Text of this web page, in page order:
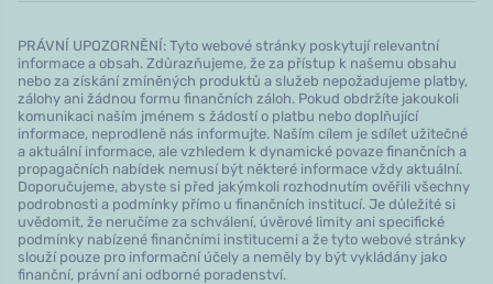
PRÁVNÍ UPOZORNĚNÍ: Tyto webové stránky poskytují relevantní
informace a obsah. Zdůrazňujeme, že za přístup k našemu obsahu
nebo za získání zmíněných produktů a služeb nepožadujeme platby,
zálohy ani žádnou formu finančních záloh. Pokud obdržíte jakoukoli
komunikaci naším jménem s žádostí o platbu nebo doplňující
informace, neprodleně nás informujte. Naším cílem je sdílet užitečné
a aktuální informace, ale vzhledem k dynamické povaze finančních a
propagačních nabídek nemusí být některé informace vždy aktuální.
Doporučujeme, abyste si před jakýmkoli rozhodnutím ověřili všechny
podrobnosti a podmínky přímo u finančních institucí. Je důležité si
uvědomit, že neručíme za schválení, úvěrové limity ani specifické
podmínky nabízené finančními institucemi a že tyto webové stránky
slouží pouze pro informační účely a neměly by být vykládány jako
finanční, právní ani odborné poradenství.